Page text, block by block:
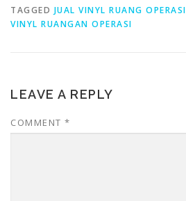
TAGGED JUAL VINYL RUANG OPERASI
VINYL RUANGAN OPERASI
LEAVE A REPLY
COMMENT *